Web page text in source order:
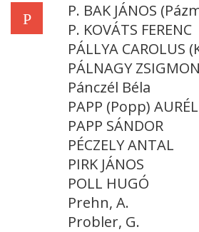
P
P. BAK JÁNOS
P. KOVÁTS FERENC
PÁLLYA CAROLUS
PÁLNAGY
Pánczél Béla
PAPP (Popp) AURÉL
PAPP SÁNDOR
PÉCZELY ANTAL
PIRK JÁNOS
POLL HUGÓ
Prehn, A.
Probler, G.